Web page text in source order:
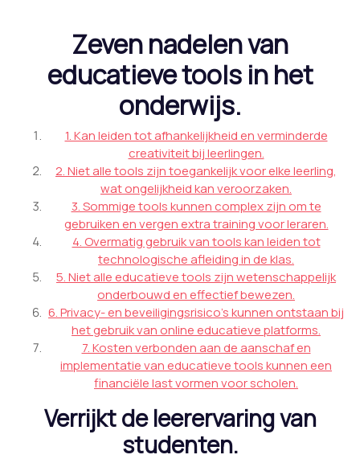
Zeven nadelen van
educatieve tools in het
onderwijs.
1. Kan leiden tot afhankelijkheid en verminderde
creativiteit bij leerlingen.
2. Niet alle tools zijn toegankelijk voor elke leerling,
wat ongelijkheid kan veroorzaken.
3. Sommige tools kunnen complex zijn om te
gebruiken en vergen extra training voor leraren.
4. Overmatig gebruik van tools kan leiden tot
technologische afleiding in de klas.
5. Niet alle educatieve tools zijn wetenschappelijk
onderbouwd en effectief bewezen.
6. Privacy- en beveiligingsrisico’s kunnen ontstaan bij
het gebruik van online educatieve platforms.
7. Kosten verbonden aan de aanschaf en
implementatie van educatieve tools kunnen een
financiële last vormen voor scholen.
Verrijkt de leerervaring van
studenten.